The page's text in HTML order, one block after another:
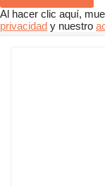
Al hacer clic aquí,
privacidad y nuestro